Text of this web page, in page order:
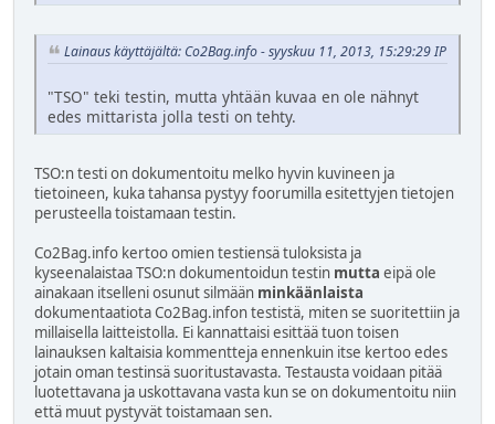
Lainaus käyttäjältä: Co2Bag.info - syyskuu 11, 2013, 15:29:29 IP
"TSO" teki testin, mutta yhtään kuvaa en ole nähnyt
edes mittarista jolla testi on tehty.
TSO:n testi on dokumentoitu melko hyvin kuvineen ja
tietoineen, kuka tahansa pystyy foorumilla esitettyjen tietojen
perusteella toistamaan testin.
Co2Bag.info kertoo omien testiensä tuloksista ja
kyseenalaistaa TSO:n dokumentoidun testin mutta eipä ole
ainakaan itselleni osunut silmään minkäänlaista
dokumentaatiota Co2Bag.infon testistä, miten se suoritettiin ja
millaisella laitteistolla. Ei kannattaisi esittää tuon toisen
lainauksen kaltaisia kommentteja ennenkuin itse kertoo edes
jotain oman testinsä suoritustavasta. Testausta voidaan pitää
luotettavana ja uskottavana vasta kun se on dokumentoitu niin
että muut pystyvät toistamaan sen.